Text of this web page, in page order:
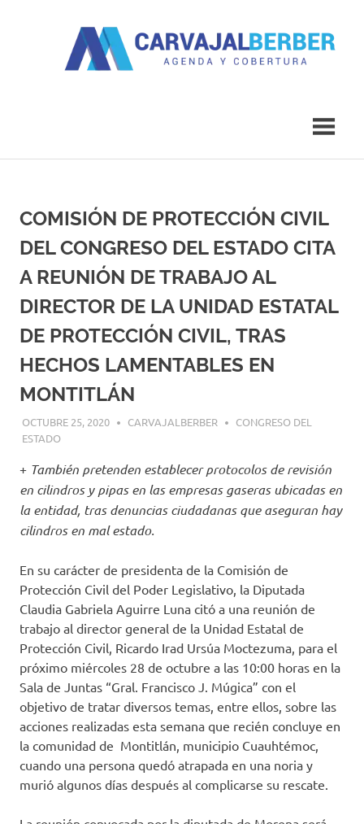
COMISIÓN DE PROTECCIÓN CIVIL
DEL CONGRESO DEL ESTADO CITA
A REUNIÓN DE TRABAJO AL
DIRECTOR DE LA UNIDAD ESTATAL
DE PROTECCIÓN CIVIL, TRAS
HECHOS LAMENTABLES EN
MONTITLÁN
OCTUBRE 25, 2020 CARVAJALBERBER
CONGRESO DEL
ESTADO
+ También pretenden establecer protocolos de revisión
en cilindros y pipas en las empresas gaseras ubicadas en
la entidad, tras denuncias ciudadanas que aseguran hay
cilindros en mal estado.
En su carácter de presidenta de la Comisión de
Protección Civil del Poder Legislativo, la Diputada
Claudia Gabriela Aguirre Luna citó a una reunión de
trabajo al director general de la Unidad Estatal de
Protección Civil, Ricardo Irad Ursúa Moctezuma, para el
próximo miércoles 28 de octubre a las 10:00 horas en la
Sala de Juntas “Gral. Francisco J. Múgica” con el
objetivo de tratar diversos temas, entre ellos, sobre las
acciones realizadas esta semana que recién concluye en
la comunidad de Montitlán, municipio Cuauhtémoc,
cuando una persona quedó atrapada en una noria y
murió algunos días después al complicarse su rescate.